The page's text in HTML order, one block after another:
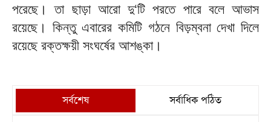
পরেছে। তা ছাড়া আরো দু‘টি পরতে পারে বলে আভাস
রয়েছে। কিন্তু এবারের কমিটি গঠনে বিড়ম্বনা দেখা দিলে
রয়েছে রক্তক্ষয়ী সংঘর্ষের আশঙ্কা।
সর্বশেষ সর্বাধিক পঠিত